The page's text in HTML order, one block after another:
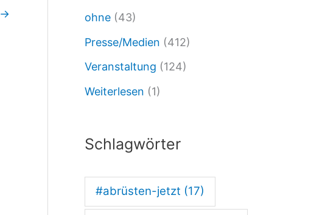
→
e
l
s
ohne (43)
Presse/Medien (412)
Veranstaltung (124)
Weiterlesen (1)
Schlagwörter
#abrüsten-jetzt (17)